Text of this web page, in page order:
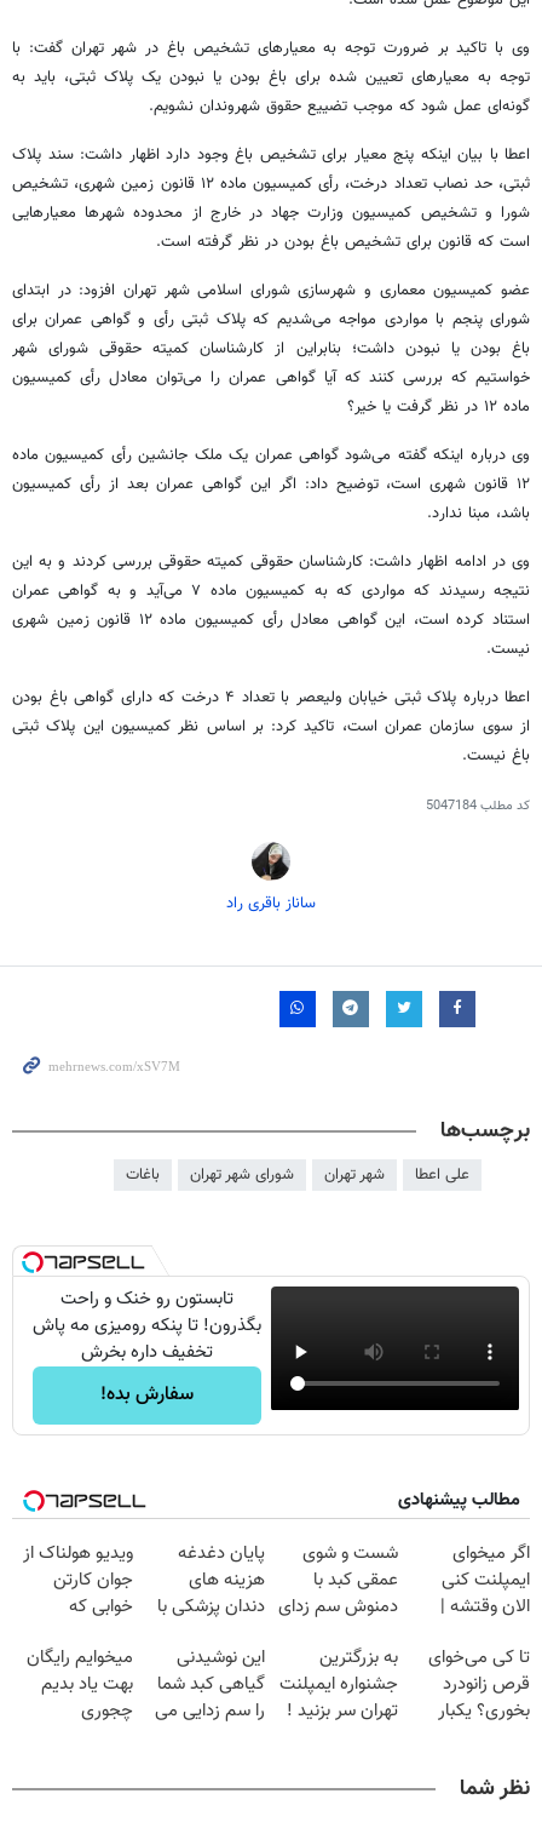
وی با تاکید بر ضرورت توجه به معیارهای تشخیص باغ در شهر تهران گفت: با
توجه به معیارهای تعیین شده برای باغ بودن یا نبودن یک پلاک ثبتی، باید به
گونه‌ای عمل شود که موجب تضییع حقوق شهروندان نشویم.
اعطا با بیان اینکه پنج معیار برای تشخیص باغ وجود دارد اظهار داشت: سند پلاک
ثبتی، حد نصاب تعداد درخت، رأی
کمیسیون ماده ۱۲ قانون زمین شهری، تشخیص
شورا و تشخیص کمیسیون وزارت جهاد در خارج از محدوده شهرها معیارهایی
است که قانون برای تشخیص باغ بودن در نظر گرفته است.
عضو کمیسیون معماری و شهرسازی شورای اسلامی شهر تهران افزود: در ابتدای
شورای پنجم با مواردی مواجه می‌شدیم که پلاک ثبتی رأی و گواهی عمران برای
باغ بودن یا نبودن داشت؛ بنابراین از کارشناسان کمیته حقوقی شورای شهر
خواستیم که بررسی کنند که آیا گواهی عمران را می‌توان معادل رأیکمیسیون
ماده ۱۲ در نظر گرفت یا خیر؟
وی درباره اینکه گفته می‌شود گواهی عمران یک ملک جانشینرأی کمیسیون ماده
۱۲ قانون شهری است، توضیح داد: اگر این گواهی عمران بعد از
رأی کمیسیون
باشد، مبنا ندارد.
وی در ادامه اظهار داشت: کارشناسان حقوقی کمیته حقوقی بررسی کردند و به این
نتیجه رسیدند که مواردی که به کمیسیون ماده ۷ می‌آید و به گواهی عمران
استناد کرده است، این گواهی معادلرأی
کمیسیون ماده ۱۲ قانون زمین شهری
نیست.
اعطا درباره پلاکثبتی
خیابان ولیعصر با تعداد ۴ درخت که دارای گواهی باغ بودن
از سوی سازمان عمران است، تاکید کرد: بر اساس نظر کمیسیون این پلاک ثبتی
باغ نیست.
کد مطلب5047184
ساناز باقری راد
برچسب‌ها
علی اعطا شهر تهران شورای شهر تهران باغات
تابستون رو خنک و راحت
بگذرون! تا پنکه رومیزی مه پاش
تخفیف داره بخرش
سفارش بده!
مطالب پیشنهادی
اگر میخوای
ایمپلنت کنی
الان وقتشه |
میلیون تومان!!!
شست و شوی
عمقی کبد با
دمنوش سم زدای
پایان دغدغه
هزینه های
دندان پزشکی با
خانگی
ویدیو هولناک از
جوان کارتن
خوابی که
آموزش رایگان
تا کی می‌خوای
قرص زانودرد
بخوری؟ یکبار
به بزرگترین
جشنواره ایمپلنت
تهران سر بزنید !
این نوشیدنی
گیاهی کبد شما
را سم زدایی می
میخوایم رایگان
بهت یاد بدیم
چجوری
مجانیه
نظر شما